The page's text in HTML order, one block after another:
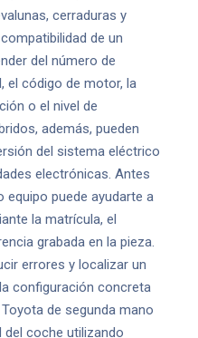
cerraduras y
de un
del número de
el código de motor, la
o el nivel de
además, pueden
del sistema eléctrico
electrónicas. Antes
equipo puede ayudarte a
la matrícula, el
grabada en la pieza.
errores y localizar un
configuración concreta
de segunda mano
del coche utilizando